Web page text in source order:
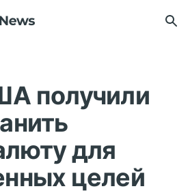
получили
для
целей